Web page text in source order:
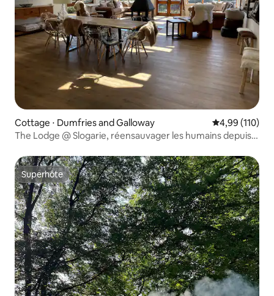
Cottage ⋅ Dumfries and Galloway Évaluation
4,99 (110)
The Lodge @ Slogarie, réensauvager les humains depuis
Superhôte
Superhôte